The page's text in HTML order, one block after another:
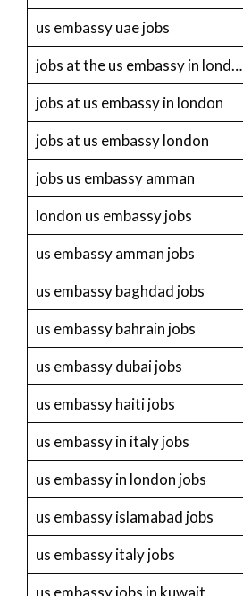
us embassy uae jobs
jobs at the us embassy in lond…
jobs at us embassy in london
jobs at us embassy london
jobs us embassy amman
london us embassy jobs
us embassy amman jobs
us embassy baghdad jobs
us embassy bahrain jobs
us embassy dubai jobs
us embassy haiti jobs
us embassy in italy jobs
us embassy in london jobs
us embassy islamabad jobs
us embassy italy jobs
us embassy jobs in kuwait